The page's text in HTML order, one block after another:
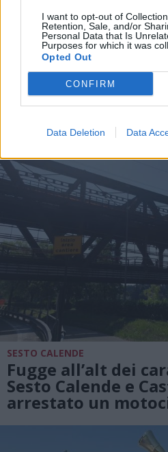
I want to opt-out of
Retention, Sale, and/or
Personal Data that Is
Purposes for which it was
Opted Out
CONFIRM
Data Deletion Data
SICUREZZA
Un sabato di
furti, fughe e
provincia
SESTO CALENDE
Fugge all’alt dei
Sesto Calende e
arrestato un